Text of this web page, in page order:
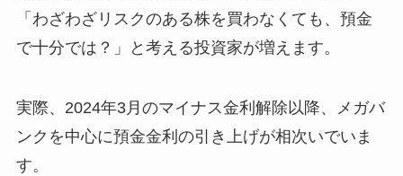
「わざわざリスクのある株を買わなくても、預金
で十分では？」と考える投資家が増えます。
実際、2024年3月のマイナス金利解除以降、メガバ
ンクを中心に預金金利の引き上げが相次いでいま
す。